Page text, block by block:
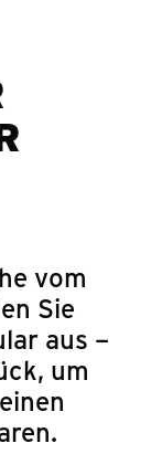
vom
Sie
aus –
um